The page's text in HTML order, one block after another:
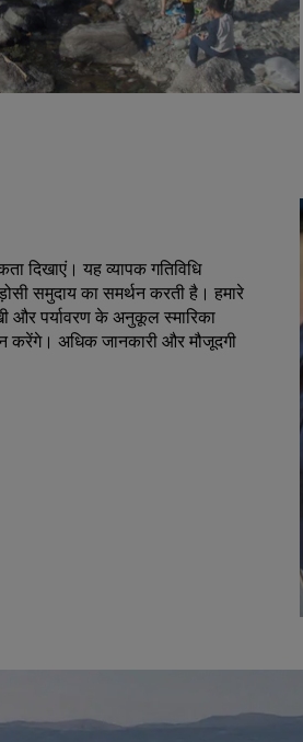
दिखाएं। यह व्यापक गतिविधि
समुदाय का समर्थन करती है। हमारे
और पर्यावरण के अनुकूल स्मारिका
करेंगे। अधिक जानकारी और मौजूदगी